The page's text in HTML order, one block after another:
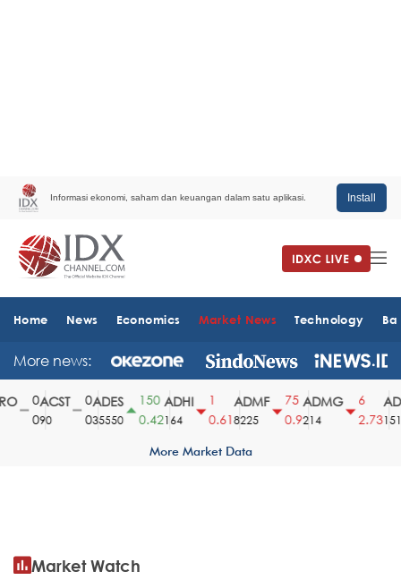
Informasi ekonomi, saham dan keuangan dalam satu aplikasi. Install
Home News Economics Market News Technology
More news:
ACST
90
ADES
35550
150
0.42
ADHI
164
0.61
ADMF
8225
75
0.9
ADMG
214
2.731510
More Market Data
Market Watch